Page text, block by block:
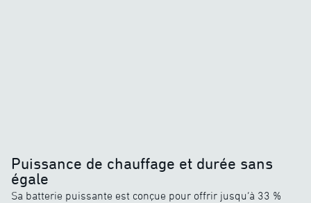
Puissance de chauffage et durée sans
égale
Sa batterie puissante est conçue pour offrir jusqu’à 33 %